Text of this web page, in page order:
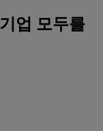
업 모두를